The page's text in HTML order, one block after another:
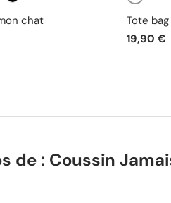
chat
Blanc
Tote
19,90 €
de : Coussin